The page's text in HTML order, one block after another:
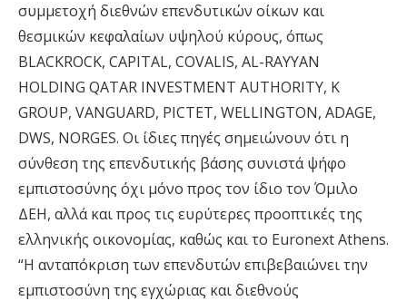
συμμετοχή διεθνών επενδυτικών οίκων και
θεσμικών κεφαλαίων υψηλού κύρους, όπως
BLACKROCK, CAPITAL, COVALIS, AL-RAYYAN
HOLDING QATAR INVESTMENT AUTHORITY, K
GROUP, VANGUARD, PICTET, WELLINGTON, ADAGE,
DWS, NORGES. Οι ίδιες πηγές σημειώνουν ότι η
σύνθεση της επενδυτικής βάσης συνιστά ψήφο
εμπιστοσύνης όχι μόνο προς τον ίδιο τον Όμιλο
ΔΕΗ, αλλά και προς τις ευρύτερες προοπτικές της
ελληνικής οικονομίας, καθώς και το Euronext Athens.
“Η ανταπόκριση των επενδυτών επιβεβαιώνει την
εμπιστοσύνη της εγχώριας και διεθνούς